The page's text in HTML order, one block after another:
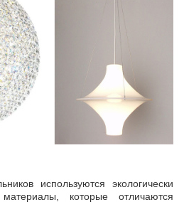
используются экологически
которые отличаются